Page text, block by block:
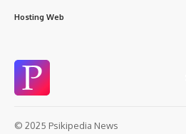
Hosting Web
© 2025 Psikipedia News